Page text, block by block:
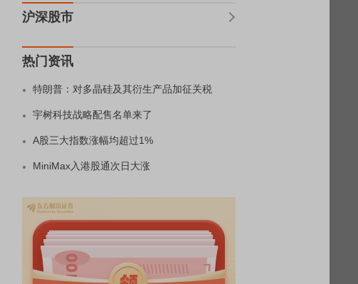
沪深股市
热门资讯
特朗普：对多晶硅及其衍生产品加征关税
宇树科技战略配售名单来了
A股三大指数涨幅均超过1%
MiniMax入港股通次日大涨